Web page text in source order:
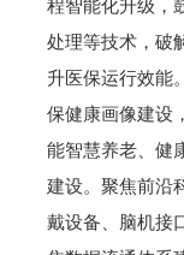
程智能化升级，
处理等技术，破
升医保运行效能
保健康画像建设
能智慧养老、健
建设。聚焦前沿
戴设备、脑机接